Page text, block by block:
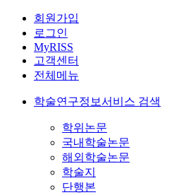
회원가입
로그인
MyRISS
고객센터
전체메뉴
학술연구정보서비스 검색
학위논문
국내학술논문
해외학술논문
학술지
단행본